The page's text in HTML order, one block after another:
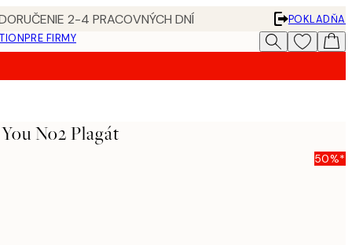
2-4 PRACOVNÝCH DNÍ
POKLADŇA
PRE FIRMY
No2 Plagát
50%*